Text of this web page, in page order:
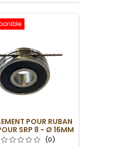
POUR RUBAN
SRP 8 - Ø 16MM
(0)